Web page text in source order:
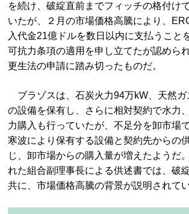
を続け、破綻直前までフィッチの格付け
いたが、２月の市場価格高騰により、
入代金21億ドルを数日以内に支払うこと
可抗力条項の適用を申し立てたが認めら
更生法の申請に踏み切ったものだ。
ブラゾスは、石炭火力94万kW、天然ガ
の設備を保有し、さらに相対契約で水力
力購入も行っていたが、不足分を卸市場
寒波により保有する設備と契約先からの
じ、卸市場からの購入量が増えたようだ
れた組合副理事長による供述書では、破
共に、市場価格高騰の背景が説明されてい